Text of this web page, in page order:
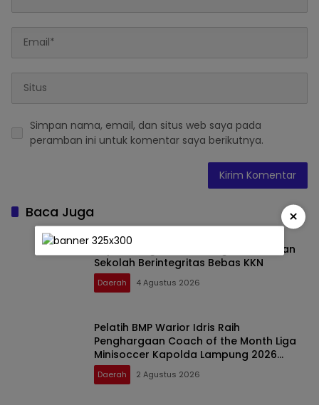
Simpan nama, email, dan situs web saya pada
peramban ini untuk komentar saya berikutnya.
Baca Juga
Bupati Pringsewu Canangkan Gerakan
Sekolah Berintegritas Bebas KKN
Daerah 4 Agustus 2026
Pelatih BMP Warior Idris Raih
Penghargaan Coach of the Month Liga
Minisoccer Kapolda Lampung 2026
Kategori U-12
Daerah 2 Agustus 2026
×